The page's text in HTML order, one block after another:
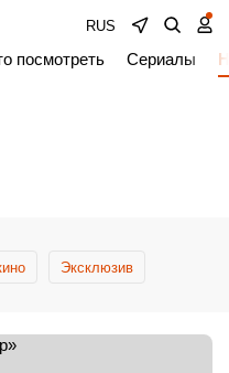
RUS
посмотреть Сериалы
Эксклюзив